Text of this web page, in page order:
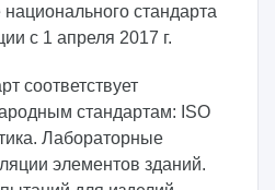
национального стандарта
с 1 апреля 2017 г.
соответствует
стандартам: ISO
Лабораторные
элементов зданий.